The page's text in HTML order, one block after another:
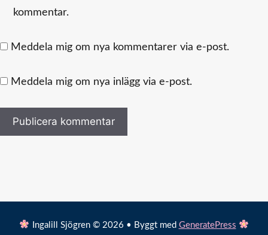
kommentar.
Meddela mig om nya kommentarer via e-post.
Meddela mig om nya inlägg via e-post.
Ingalill Sjögren © 2026 • Byggt med GeneratePress